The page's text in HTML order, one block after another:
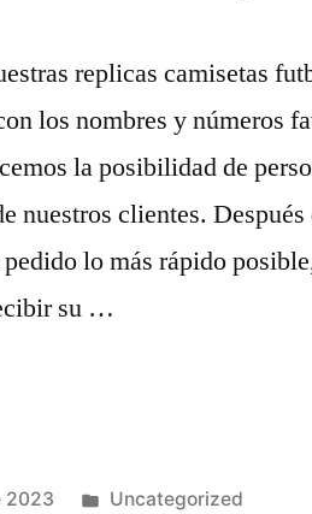
replicas camisetas
los nombres y números
la posibilidad de
nuestros clientes.
lo más rápido
su …
2023 Publicado
Uncategorized